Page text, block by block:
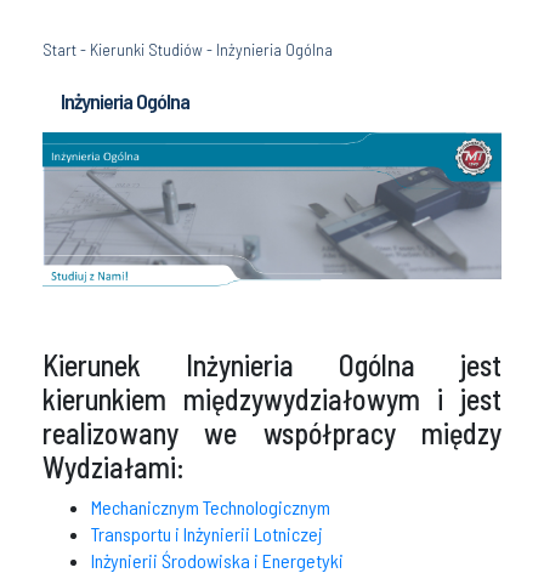
Start- Kierunki Studiów- Inżynieria Ogólna
Inżynieria Ogólna
Kierunek Inżynieria Ogólna jest
kierunkiem międzywydziałowym i jest
realizowany we współpracy między
Wydziałami:
Mechanicznym Technologicznym
Transportu i Inżynierii Lotniczej
Inżynierii Środowiska i Energetyki